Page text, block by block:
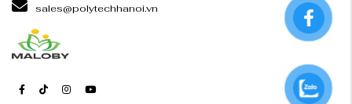
sales@polytechhanoi.vn